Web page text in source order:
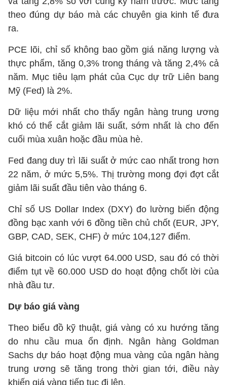
theo đúng dự báo mà các chuyên gia kinh tế đưa
ra.
PCE lõi, chỉ số không bao gồm giá năng lượng và
thực phẩm, tăng 0,3% trong tháng và tăng 2,4% cả
năm. Mục tiêu lạm phát của Cục dự trữ Liên bang
Mỹ (Fed) là 2%.
Dữ liệu mới nhất cho thấy ngân hàng trung ương
khó có thể cắt giảm lãi suất, sớm nhất là cho đến
cuối mùa xuân hoặc đầu mùa hè.
Fed đang duy trì lãi suất ở mức cao nhất trong hơn
22 năm, ở mức 5,5%. Thị trường mong đợi đợt cắt
giảm lãi suất đầu tiên vào tháng 6.
Chỉ số US Dollar Index (DXY) đo lường biến động
đồng bạc xanh với 6 đồng tiền chủ chốt (EUR, JPY,
GBP, CAD, SEK, CHF) ở mức 104,127 điểm.
Giá bitcoin có lúc vượt 64.000 USD, sau đó có thời
điểm tụt về 60.000 USD do hoạt động chốt lời của
nhà đầu tư.
Dự báo giá vàng
Theo biểu đồ kỹ thuật, giá vàng có xu hướng tăng
do nhu cầu mua ổn định. Ngân hàng Goldman
Sachs dự báo hoạt động mua vàng của ngân hàng
trung ương sẽ tăng trong thời gian tới, điều này
khiến giá vàng tiếp tục đi lên.